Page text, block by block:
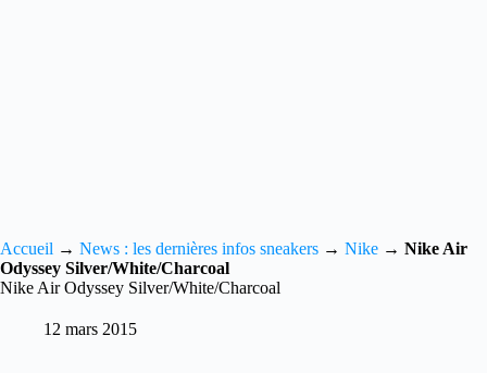
Accueil → News : les dernières infos sneakers → Nike → Nike Air
Odyssey Silver/White/Charcoal
Nike Air Odyssey Silver/White/Charcoal
12 mars 2015